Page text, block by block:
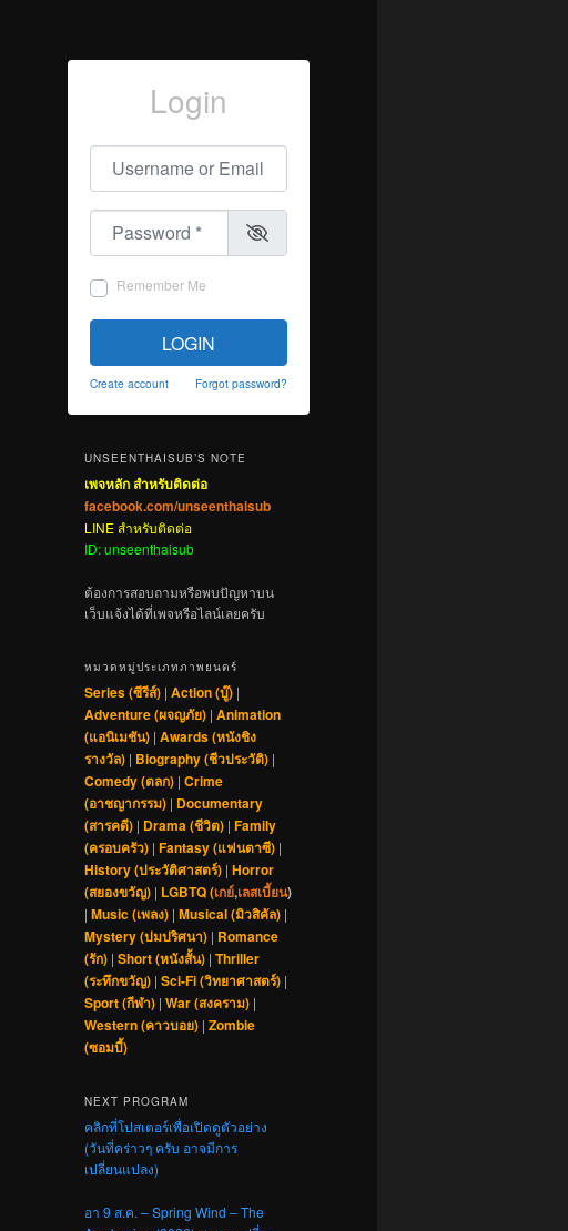
Login
Username or Email
Password
Remember Me
LOGIN
Create account Forgot password?
UNSEENTHAISUB’S NOTE
เพจหลัก สำหรับติดต่อ
facebook.com/unseenthaisub
LINE สำหรับติดต่อ
ID: unseenthaisub
ต้องการสอบถามหรือพบปัญหาบน
เว็บแจ้งได้ที่เพจหรือไลน์เลยครับ
หมวดหมู่ประเภทภาพยนตร์
Series (ซีรีส์) | Action (บู๊) |
Adventure (ผจญภัย) | Animation
(แอนิเมชัน) | Awards (หนังชิง
รางวัล) | Biography (ชีวประวัติ) |
Comedy (ตลก) | Crime
(อาชญากรรม) | Documentary
(สารคดี) | Drama (ชีวิต) | Family
(ครอบครัว) | Fantasy (แฟนตาซี) |
History (ประวัติศาสตร์) | Horror
(สยองขวัญ) | LGBTQ (เกย์,เลสเบี้ยน)
| Music (เพลง) | Musical (มิวสิคัล) |
Mystery (ปมปริศนา) | Romance
(รัก) | Short (หนังสั้น) | Thriller
(ระทึกขวัญ) | Sci-Fi (วิทยาศาสตร์) |
Sport (กีฬา) | War (สงคราม) |
Western (คาวบอย) | Zombie
(ซอมบี้)
NEXT PROGRAM
คลิกที่โปสเตอร์เพื่อเปิดดูตัวอย่าง
(วันที่คร่าวๆ ครับ อาจมีการ
เปลี่ยนแปลง)
อา 9 ส.ค. – Spring Wind – The